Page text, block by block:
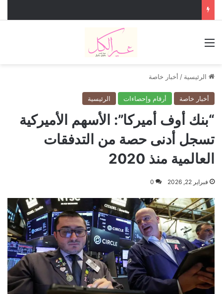
القائمة
الرئيسية / أخبار خاصة
أخبار خاصة أرقام وإحصاءات الرئيسية
“بنك أوف أميركا”: الأسهم الأميركية
تسجل أدنى حصة من التدفقات
العالمية منذ 2020
فبراير 22, 2026 0